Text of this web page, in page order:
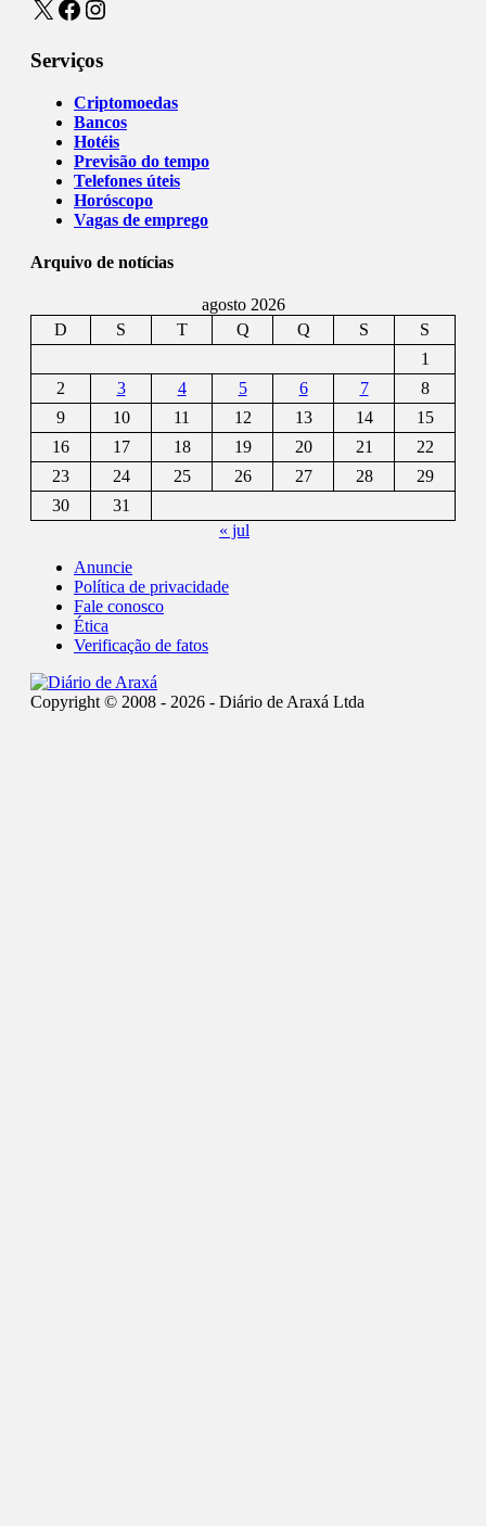
X Facebook
Instagram
Serviços
Criptomoedas
Bancos
Hotéis
Previsão do tempo
Telefones úteis
Horóscopo
Vagas de emprego
Arquivo de notícias
agosto 2026
D
S T Q Q S
S
1
2
3 4 5 6 7
8
9
10 11 12 13 14
15
16
17 18 19 20 21
22
23
24 25 26 27 28
29
30
31
« jul
Anuncie
Política de privacidade
Fale conosco
Ética
Verificação de fatos
Copyright © 2008 - 2026 - Diário de Araxá Ltda